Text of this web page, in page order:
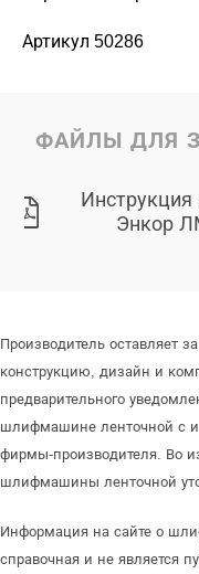
Артикул 50286
ФАЙЛЫ ДЛЯ
Энкор
Производитель оставляет
конструкцию, дизайн и
предварительного
шлифмашине ленточной с
фирмы-производителя. Во
шлифмашины ленточной
Информация на сайте о
справочная и не является